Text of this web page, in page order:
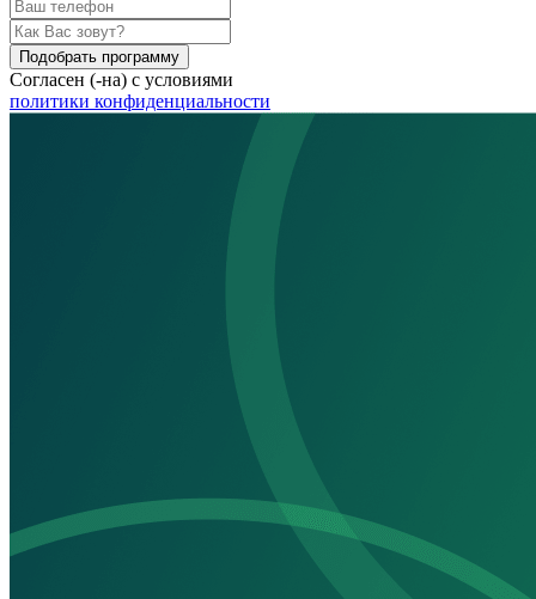
Подобрать программу
Согласен (-на) с условиями
политики конфиденциальности